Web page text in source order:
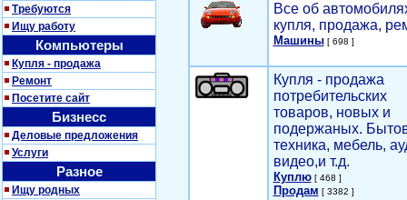
Требуются
Ищу работу
Компьютеры
Купля - продажа
Ремонт
Посетите сайт
Бизнесс
Деловые предложения
Услуги
Разное
Ищу родных
Все об
купля, продажа,
Машины[ 698 ]
Купля - продажа
потребительских
товаров, новых и
подержаных.
техника, мебель,
видео,и т.д.
Куплю[ 468 ]
Продам [ 3382 ]